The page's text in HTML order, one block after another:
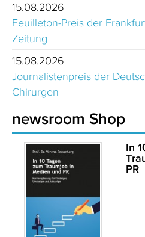
15.08.2026
Feuilleton-Preis der
Zeitung
15.08.2026
Journalistenpreis der
Chirurgen
newsroom Shop
In
PR